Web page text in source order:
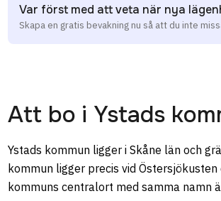
Var först med att veta när nya
Skapa en gratis bevakning nu så att du inte
Att bo i Ystads
Ystads kommun ligger i Skåne län och
kommun ligger precis vid
kommuns centralort med samma namn